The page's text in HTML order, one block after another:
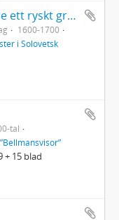
Minnesbok tillhörande ett ryskt grekisk-ortodoxt kloster i Solovetsk
1600-1700
i Solovetsk
tal
+ 15 blad